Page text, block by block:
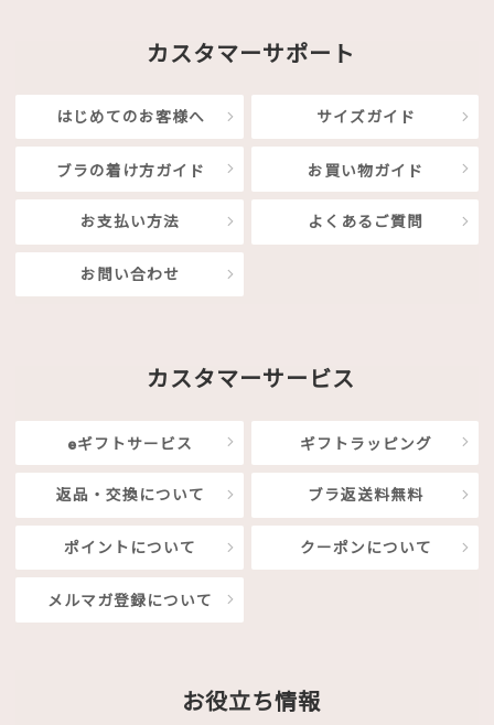
カスタマーサポート
はじめてのお客様へ サイズガイド
ブラの着け方ガイド お買い物ガイド
お支払い方法 よくあるご質問
お問い合わせ
カスタマーサービス
eギフトサービス ギフトラッピング
返品・交換について ブラ返送料無料
ポイントについて クーポンについて
メルマガ登録について
お役立ち情報